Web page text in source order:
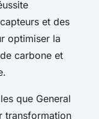
et des
optimiser la
carbone et
que General
transformation